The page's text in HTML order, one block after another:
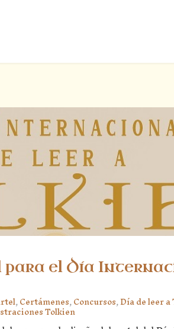
para el Día
,Certámenes,Concursos,Día de leer
Tolkien